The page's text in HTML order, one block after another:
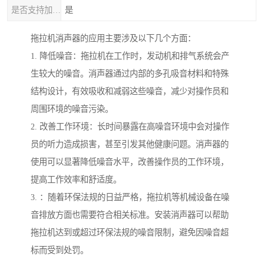
是
拖拉机消声器的应用主要涉及以下几个方面：
1. 降低噪音：拖拉机在工作时，发动机和排气系统会产
生较大的噪音。消声器通过内部的多孔吸音材料和特殊
结构设计，有效吸收和减弱这些噪音，减少对操作员和
周围环境的噪音污染。
2. 改善工作环境：长时间暴露在高噪音环境中会对操作
员的听力造成损害，甚至引发其他健康问题。消声器的
使用可以显著降低噪音水平，改善操作员的工作环境，
提高工作效率和舒适度。
3. ：随着环保法规的日益严格，拖拉机等机械设备在噪
音排放方面也需要符合相关标准。安装消声器可以帮助
拖拉机达到或超过环保法规的噪音限制，避免因噪音超
标而受到处罚。